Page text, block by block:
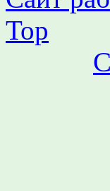
Top